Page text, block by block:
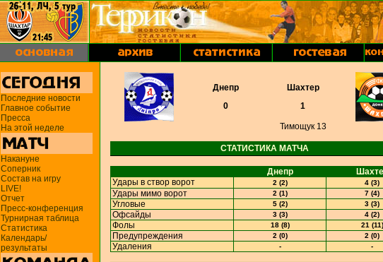
Последние новости
Главное событие
Пресса
На этой неделе
Накануне
Соперник
Состав на игру
LIVE!
Отчет
Пресс-конференция
Турнирная таблица
Статистика
Календарь/
результаты
Днепр
0
Шахтер
1
Тимощук 13
СТАТИСТИКА МАТЧА
Днепр
Удары в створ ворот
2 (2) 4 (3)
Удары мимо ворот 2 (1) 7 (4)
Угловые 5 (2) 3 (3)
Офсайды 3 (3) 4 (2)
Фолы 18 (8) 21 (11)
Предупреждения 2 (0) 2 (0)
Удаления - -